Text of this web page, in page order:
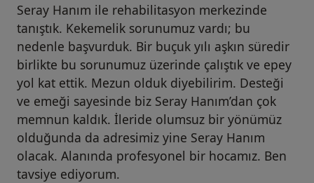
Seray Hanım ile rehabilitasyon merkezinde
tanıştık. Kekemelik sorunumuz vardı; bu
nedenle başvurduk. Bir buçuk yılı aşkın süredir
birlikte bu sorunumuz üzerinde çalıştık ve epey
yol kat ettik. Mezun olduk diyebilirim. Desteği
ve emeği sayesinde biz Seray Hanım’dan çok
memnun kaldık. İleride olumsuz bir yönümüz
olduğunda da adresimiz yine Seray Hanım
olacak. Alanında profesyonel bir hocamız. Ben
tavsiye ediyorum.